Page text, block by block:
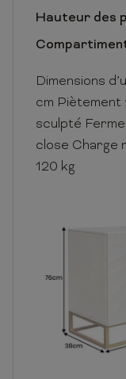
Hauteur des
Dimensions
cm Piètement
sculpté
close Charge
120 kg